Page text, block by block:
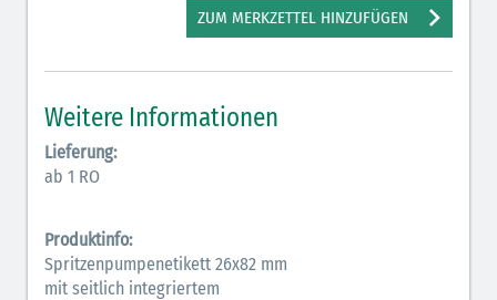
Antiarrhythmika (rot-blau)
Bronchodilatatoren (blau-braun)
Hormone (braun-beige)
ZUM MERKZETTEL HINZUFÜGEN
Weitere Informationen
Lieferung:
ab 1 RO
Produktinfo:
Spritzenpumpenetikett 26x82 mm
mit seitlich integriertem